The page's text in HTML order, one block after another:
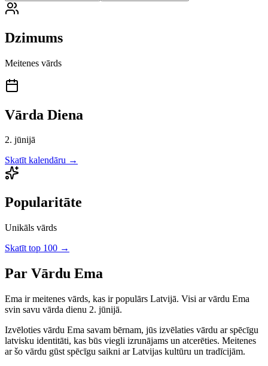
Dzimums
Meitenes vārds
Vārda Diena
2. jūnijā
Skatīt kalendāru →
Popularitāte
Unikāls vārds
Skatīt top 100 →
Par Vārdu Ema
Ema irmeitenes vārds, kas ir populārs Latvijā. Visi ar vārdu Ema
svin savu vārda dienu 2. jūnijā.
Izvēloties vārdu Ema savam bērnam, jūs izvēlaties vārdu ar spēcīgu
latvisku identitāti, kas būs viegli izrunājams un atcerēties. Meitenes
ar šo vārdu gūst spēcīgu saikni ar Latvijas kultūru un tradīcijām.